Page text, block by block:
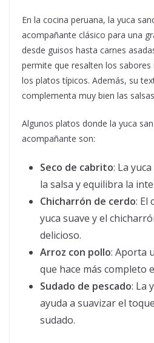
En la cocina peruana, la yuca
acompañante clásico para una
desde guisos hasta carnes
permite que resalten los
los platos típicos. Además, su
complementa muy bien las
Algunos platos donde la yuca
acompañante son:
Seco de cabrito: La
la salsa y equilibra la
Chicharrón de cerdo: El
yuca suave y el
delicioso.
Arroz con pollo: Aporta
que hace más completo
Sudado de pescado: La
ayuda a suavizar el
sudado.